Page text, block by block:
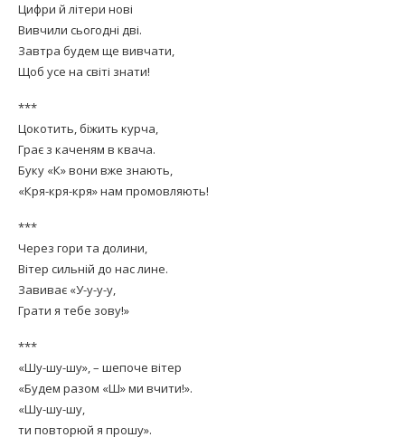
Цифри й літери нові
Вивчили сьогодні дві.
Завтра будем ще вивчати,
Щоб усе на світі знати!
***
Цокотить, біжить курча,
Грає з каченям в квача.
Буку «К» вони вже знають,
«Кря-кря-кря» нам промовляють!
***
Через гори та долини,
Вітер сильній до нас лине.
Завиває «У-у-у-у,
Грати я тебе зову!»
***
«Шу-шу-шу», – шепоче вітер
«Будем разом «Ш» ми вчити!».
«Шу-шу-шу,
ти повторюй я прошу».